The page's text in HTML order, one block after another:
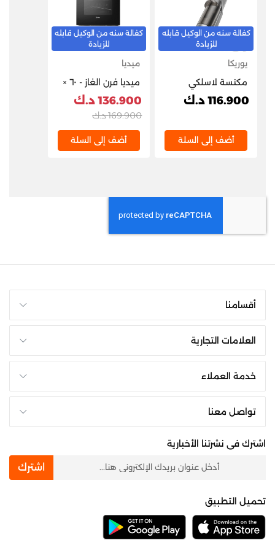
كفالة سنه من الوكيل قابله
للزيادة
يوريكا
مكنسة لاسلكي
يوريكا/220وات/مبلل 116.900 د.ك
أضف إلى السلة
كفالة سنه من الوكيل قابله
للزيادة
ميديا
ميديا فرن الغاز - ٦٠ ×
٦٠ سم - ٤ شعلات -
ستانلس ستيل
136.900 د.ك
169.900 د.ك
أضف إلى السلة
أقسامنا
العلامات التجارية
خدمة العملاء
تواصل معنا
اشترك فى نشرتنا الأخبارية
اشترك
تحميل التطبيق